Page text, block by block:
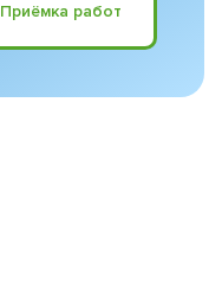
Приёмка работ